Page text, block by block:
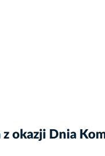
okazji Dnia